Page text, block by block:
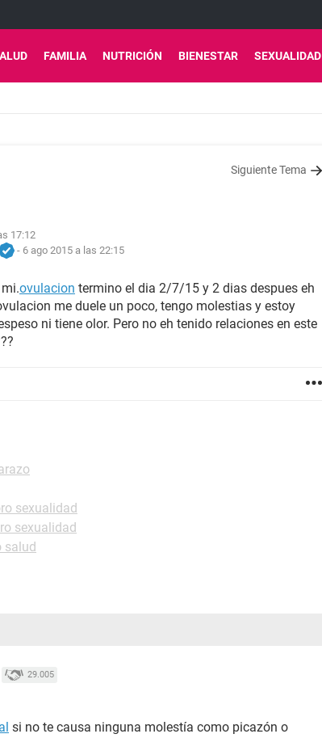
FAMILIA NUTRICIÓN BIENESTAR SEXUALIDAD
Siguiente Tema
17:12
- 6 ago 2015 a las 22:15
ovulacion termino el dia 2/7/15 y 2 dias despues eh
me duele un poco, tengo molestias y estoy
ni tiene olor. Pero no eh tenido relaciones en este
sexualidad
sexualidad
salud
29.005
si no te causa ninguna molestía como picazón o